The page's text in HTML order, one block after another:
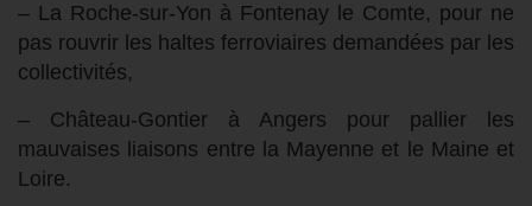
– La Roche-sur-Yon à Fontenay le Comte, pour ne
pas rouvrir les haltes ferroviaires demandées par les
collectivités,
– Château-Gontier à Angers pour pallier les
mauvaises liaisons entre la Mayenne et le Maine et
Loire.